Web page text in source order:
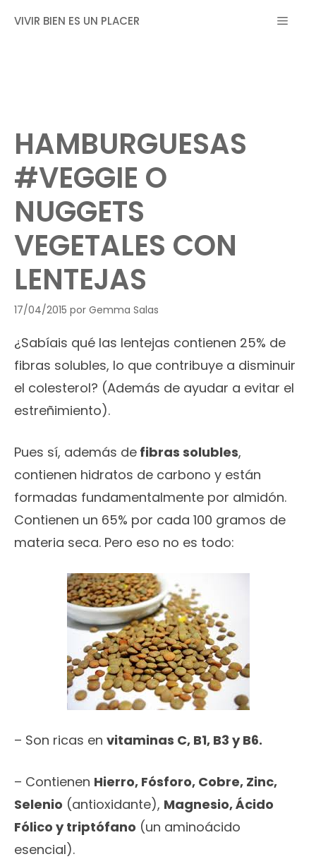
VIVIR BIEN ES UN PLACER MENÚ
HAMBURGUESAS
#VEGGIE O
NUGGETS
VEGETALES CON
LENTEJAS
17/04/2015 por Gemma Salas
¿Sabíais qué las lentejas contienen 25% de
fibras solubles, lo que contribuye a disminuir
el colesterol? (Además de ayudar a evitar el
estreñimiento).
Pues sí, además de fibras solubles,
contienen hidratos de carbono y están
formadas fundamentalmente por almidón.
Contienen un 65% por cada 100 gramos de
materia seca. Pero eso no es todo:
– Son ricas en vitaminas C, B1, B3 y B6.
– Contienen Hierro, Fósforo, Cobre, Zinc,
Selenio (antioxidante), Magnesio, Ácido
Fólico y triptófano (un aminoácido
esencial).